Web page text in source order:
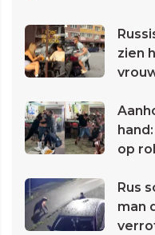
zien
op
Rus
man